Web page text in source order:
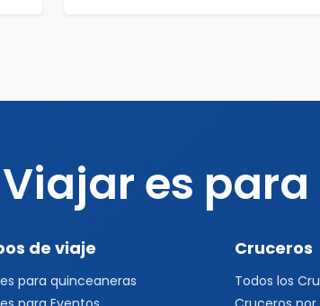
Viajar es
de viaje
para quinceaneras
Cruceros
Todos los